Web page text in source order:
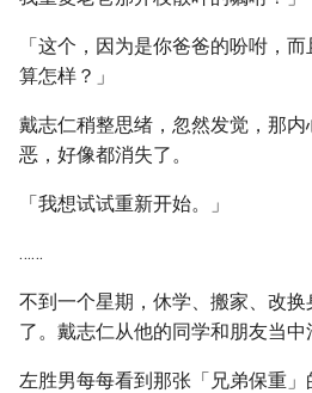
「这个，因为是你爸爸的吩咐，
算怎样？」
戴志仁稍整思绪，忽然发觉，那
恶，好像都消失了。
「我想试试重新开始。」
……
不到一个星期，休学、搬家、改
了。戴志仁从他的同学和朋友当中
左胜男每每看到那张「兄弟保重